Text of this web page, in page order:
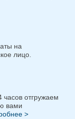
на
лицо.
отгружаем
вами
>